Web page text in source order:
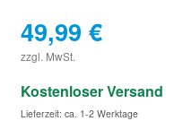
49,99€
zzgl. MwSt.
Kostenloser Versand
Lieferzeit: ca. 1-2 Werktage